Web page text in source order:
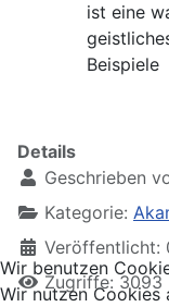
ist eine
Beispiele
Details
Geschrieben
Kategorie:
Veröffentlicht:
Zugriffe: 3093
Wir benutzen
Wir nutzen Cookies